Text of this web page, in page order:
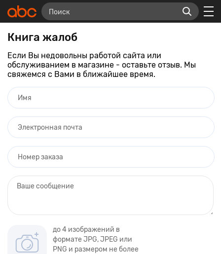
Книга жалоб
Если Вы недовольны работой сайта или
обслуживанием в магазине - оставьте отзыв. Мы
свяжемся с Вами в ближайшее время.
до 4 изображений в
формате JPG, JPEG или
PNG и размером не более